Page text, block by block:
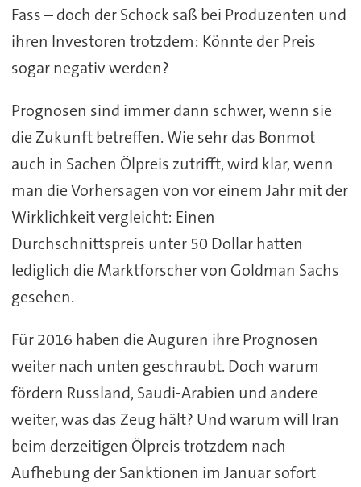
Fass – doch der Schock saß bei Produzenten und
ihren Investoren trotzdem: Könnte der Preis
sogar negativ werden?
Prognosen sind immer dann schwer, wenn sie
die Zukunft betreffen. Wie sehr das Bonmot
auch in Sachen Ölpreis zutrifft, wird klar, wenn
man die Vorhersagen von vor einem Jahr mit der
Wirklichkeit vergleicht: Einen
Durchschnittspreis unter 50 Dollar hatten
lediglich die Marktforscher von Goldman Sachs
gesehen.
Für 2016 haben die Auguren ihre Prognosen
weiter nach unten geschraubt. Doch warum
fördern Russland, Saudi-Arabien und andere
weiter, was das Zeug hält? Und warum will Iran
beim derzeitigen Ölpreis trotzdem nach
Aufhebung der Sanktionen im Januar sofort